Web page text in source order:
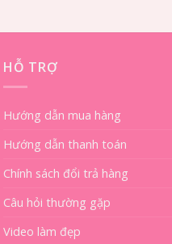
HỖ TRỢ
Hướng dẫn mua hàng
Hướng dẫn thanh toán
Chính sách đổi trả hàng
Câu hỏi thường gặp
Video làm đẹp